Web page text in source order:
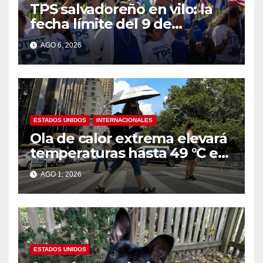
TPS salvadoreño en vilo: la
fecha límite del 9 de
septiembre se acerca sin
respuesta de Washington
AGO 6, 2026
ESTADOS UNIDOS INTERNACIONALES
Ola de calor extrema elevará
temperaturas hasta 49 °C en
amplias zonas de Estados
Unidos
AGO 1, 2026
ESTADOS UNIDOS